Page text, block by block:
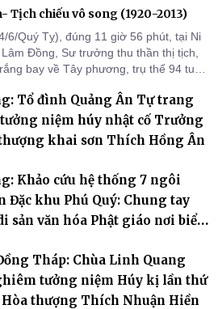
Tịch chiếu vô song (1920-2013)
6/Quý Tỵ), đúng 11 giờ 56 phút, tại Ni
Đồng, Sư trưởng thu thần thị tịch,
bay về Tây phương, trụ thế 94 tuổi
Tổ đình Quảng Ân Tự trang
niệm húy nhật cố Trưởng
khai sơn Thích Hồng Ân
Khảo cứu hệ thống 7 ngôi
Đặc khu Phú Quý: Chung tay
sản văn hóa Phật giáo nơi biển
Tháp: Chùa Linh Quang
tưởng niệm Húy kị lần thứ
thượng Thích Nhuận Hiền